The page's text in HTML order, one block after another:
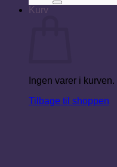
Kurv
Ingen varer i kurven.
Tilbage til shoppen